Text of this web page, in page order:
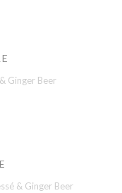
Ginger Beer
& Ginger Beer